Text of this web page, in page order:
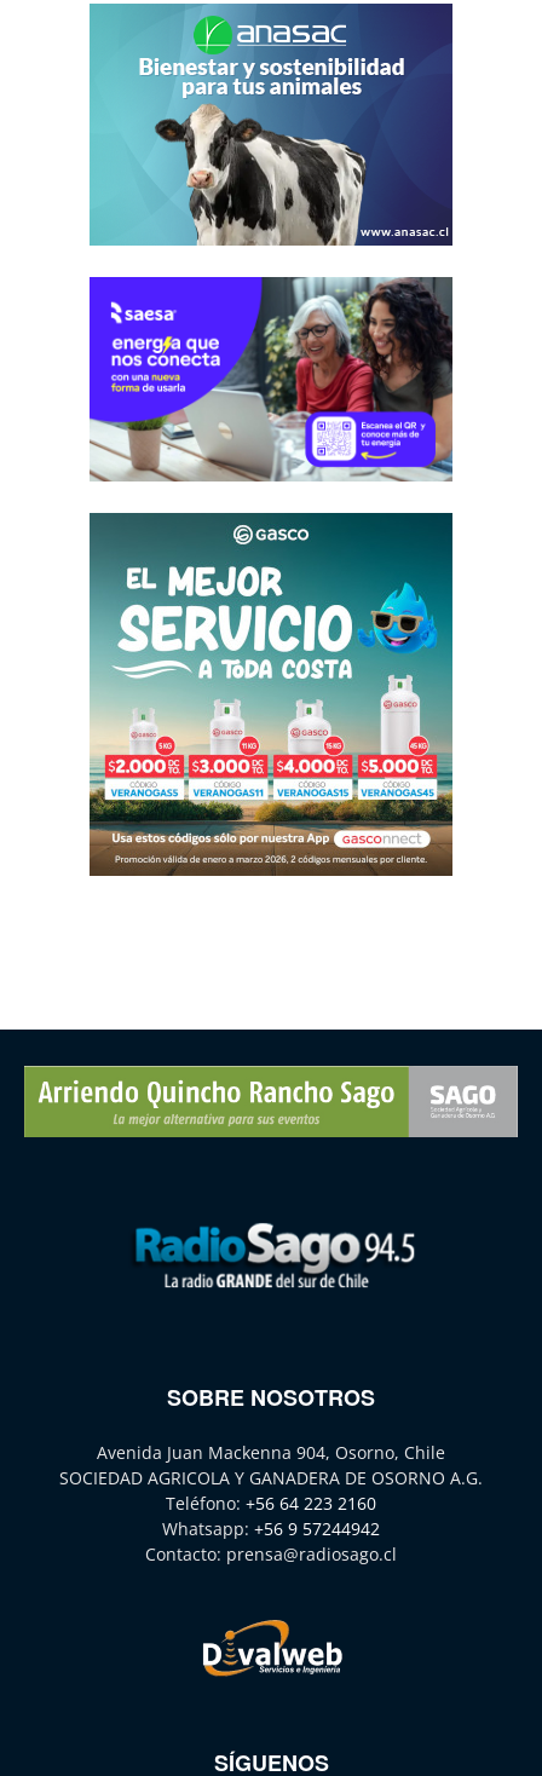
SOBRE NOSOTROS
Avenida Juan Mackenna 904, Osorno, Chile
SOCIEDAD AGRICOLA Y GANADERA DE OSORNO A.G.
Teléfono: +56 64 223 2160
Whatsapp: +56 9 57244942
Contacto: prensa@radiosago.cl
SÍGUENOS